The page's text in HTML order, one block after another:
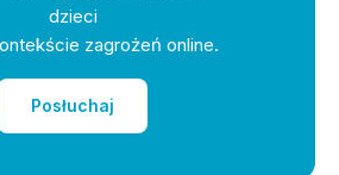
dzieci
zagrożeń online.
Posłuchaj